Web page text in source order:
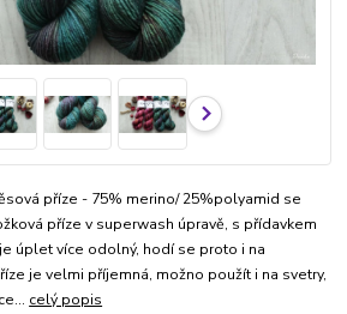
příze - 75% merino/ 25%polyamid se
příze v superwash úpravě, s přídavkem
úplet více odolný, hodí se proto i na
je velmi příjemná, možno použít i na svetry,
celý popis